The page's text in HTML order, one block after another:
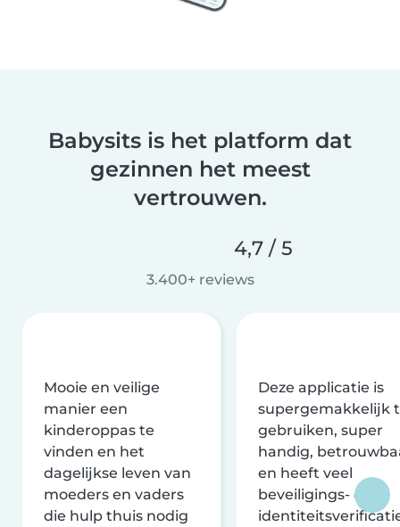
Babysits is het platform dat
gezinnen het meest
vertrouwen.
4,7 / 5
3.400+ reviews
Mooie en veilige
manier een
kinderoppas te
vinden en het
dagelijkse leven van
moeders en vaders
die hulp thuis nodig
Deze applicatie is
supergemakkelijk
gebruiken, super
handig,
en heeft veel
beveiligings- en